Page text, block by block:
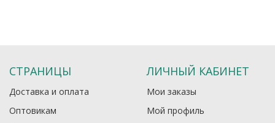
СТРАНИЦЫ
Доставка и оплата
Оптовикам
ЛИЧНЫЙ КАБИНЕТ
Мои заказы
Мой профиль